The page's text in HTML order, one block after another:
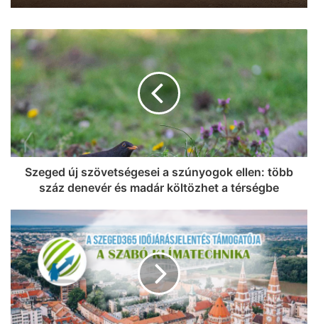
Szeged új szövetségesei a szúnyogok ellen: több
száz denevér és madár költözhet a térségbe